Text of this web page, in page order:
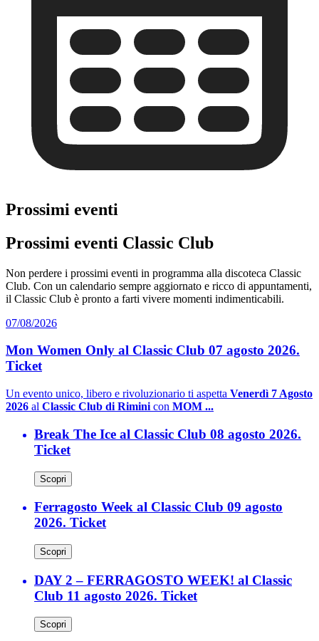
Prossimi eventi
Prossimi eventi Classic Club
Non perdere i prossimi eventi in programma alla discoteca Classic
Club. Con un calendario sempre aggiornato e ricco di appuntamenti,
il Classic Club è pronto a farti vivere momenti indimenticabili.
07/08/2026
Mon Women Only al Classic Club 07 agosto 2026.
Ticket
Un evento unico, libero e rivoluzionario ti aspetta Venerdì 7 Agosto
2026 al Classic Club di Rimini con MOM ...
Break The Ice al Classic Club 08 agosto 2026.
Ticket
Scopri
Ferragosto Week al Classic Club 09 agosto
2026. Ticket
Scopri
DAY 2 – FERRAGOSTO WEEK! al Classic
Club 11 agosto 2026. Ticket
Scopri